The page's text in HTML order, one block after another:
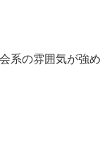
系の雰囲気が強め